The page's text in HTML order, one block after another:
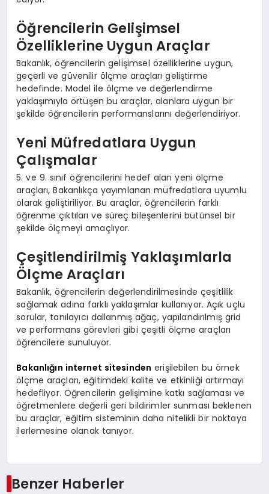
Öğrencilerin Gelişimsel
Özelliklerine Uygun Araçlar
Bakanlık, öğrencilerin gelişimsel özelliklerine uygun,
geçerli ve güvenilir ölçme araçları geliştirme
hedefinde. Model ile ölçme ve değerlendirme
yaklaşımıyla örtüşen bu araçlar, alanlara uygun bir
şekilde öğrencilerin performanslarını değerlendiriyor.
Yeni Müfredatlara Uygun
Çalışmalar
5. ve 9. sınıf öğrencilerini hedef alan yeni ölçme
araçları, Bakanlıkça yayımlanan müfredatlara uyumlu
olarak geliştiriliyor. Bu araçlar, öğrencilerin farklı
öğrenme çıktıları ve süreç bileşenlerini bütünsel bir
şekilde ölçmeyi amaçlıyor.
Çeşitlendirilmiş Yaklaşımlarla
Ölçme Araçları
Bakanlık, öğrencilerin değerlendirilmesinde çeşitlilik
sağlamak adına farklı yaklaşımlar kullanıyor. Açık uçlu
sorular, tanılayıcı dallanmış ağaç, yapılandırılmış grid
ve performans görevleri gibi çeşitli ölçme araçları
öğrencilere sunuluyor.
Bakanlığın internet sitesinden erişilebilen bu örnek
ölçme araçları, eğitimdeki kalite ve etkinliği artırmayı
hedefliyor. Öğrencilerin gelişimine katkı sağlaması ve
öğretmenlere değerli geri bildirimler sunması beklenen
bu araçlar, eğitim sisteminin daha nitelikli bir noktaya
ilerlemesine olanak tanıyor.
Benzer Haberler